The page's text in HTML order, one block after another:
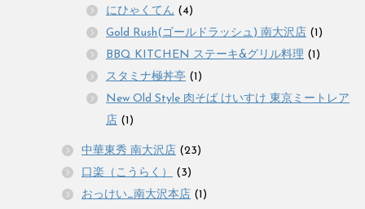
にひゃくてん (4)
Gold Rush(ゴールドラッシュ) 南大沢店 (1)
BBQ KITCHEN ステーキ&グリル料理 (1)
スタミナ極丼亭 (1)
New Old Style 肉そば けいすけ 東京ミートレア
店 (1)
中華東秀 南大沢店 (23)
口楽（こうらく）
(3)
おっけい_南大沢本店 (1)